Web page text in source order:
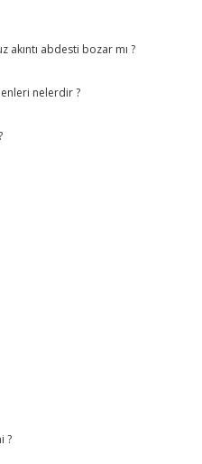
akıntı abdesti bozar mı ?
nelerdir ?
?